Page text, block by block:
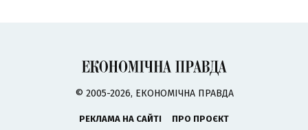
© 2005-2026, ЕКОНОМІЧНА ПРАВДА
РЕКЛАМА НА САЙТІ
ПРО ПРОЄКТ